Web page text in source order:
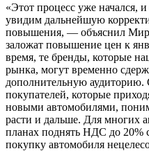
«Этот процесс уже
увидим дальнейшую
повышения, — объяснил
заложат повышение цен к
время, те бренды, которые
рынка, могут временно
дополнительную аудиторию.
покупателей, которые
новыми автомобилями,
расти и дальше. Для многих
планах поднять НДС до 20%
покупку автомобиля